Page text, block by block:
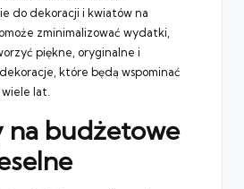
do dekoracji i kwiatów na
zminimalizować wydatki,
piękne, oryginalne i
które będą wspominać
lat.
na budżetowe